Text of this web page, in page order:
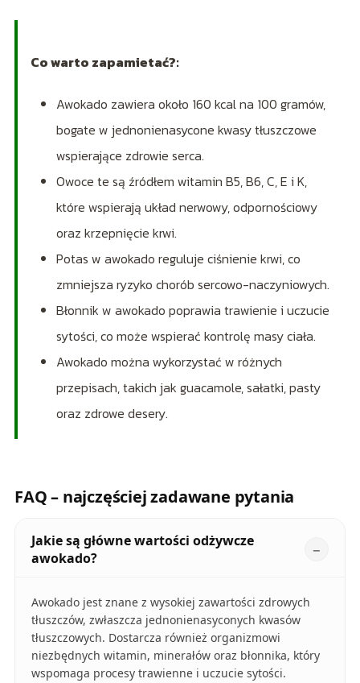
Co warto zapamietać?:
Awokado zawiera około 160 kcal na 100 gramów,
bogate w jednonienasycone kwasy tłuszczowe
wspierające zdrowie serca.
Owoce te są źródłem witamin B5, B6, C, E i K,
które wspierają układ nerwowy, odpornościowy
oraz krzepnięcie krwi.
Potas w awokado reguluje ciśnienie krwi, co
zmniejsza ryzyko chorób sercowo-naczyniowych.
Błonnik w awokado poprawia trawienie i uczucie
sytości, co może wspierać kontrolę masy ciała.
Awokado można wykorzystać w różnych
przepisach, takich jak guacamole, sałatki, pasty
oraz zdrowe desery.
FAQ – najczęściej zadawane pytania
Jakie są główne wartości odżywcze
awokado?
Awokado jest znane z wysokiej zawartości zdrowych
tłuszczów, zwłaszcza jednonienasyconych kwasów
tłuszczowych. Dostarcza również organizmowi
niezbędnych witamin, minerałów oraz błonnika, który
wspomaga procesy trawienne i uczucie sytości.